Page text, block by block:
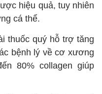
hiệu quả, tuy nhiên
cá thể.
thuốc quý hỗ trợ tăng
bệnh lý về cơ xương
80% collagen giúp